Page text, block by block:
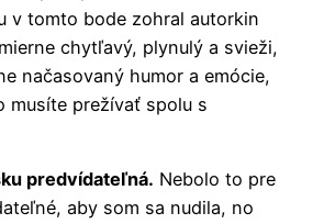
v tomto bode zohral autorkin
chytľavý, plynulý a svieži,
načasovaný humor a emócie,
musíte prežívať spolu s
predvídateľná. Nebolo to pre
aby som sa nudila, no